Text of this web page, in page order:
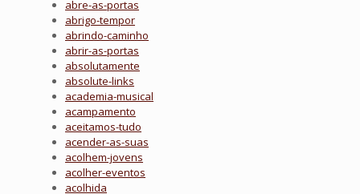
abre-as-portas
abrigo-tempor
abrindo-caminho
abrir-as-portas
absolutamente
absolute-links
academia-musical
acampamento
aceitamos-tudo
acender-as-suas
acolhem-jovens
acolher-eventos
acolhida